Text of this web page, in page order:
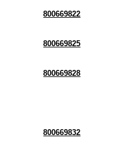
800669822
800669825
800669828
800669832